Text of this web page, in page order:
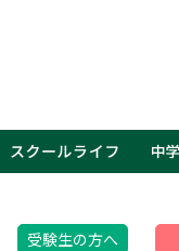
受験生の方へ